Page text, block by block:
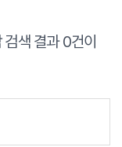
검색 결과0건이